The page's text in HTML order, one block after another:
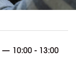
— 10:00 - 13:00